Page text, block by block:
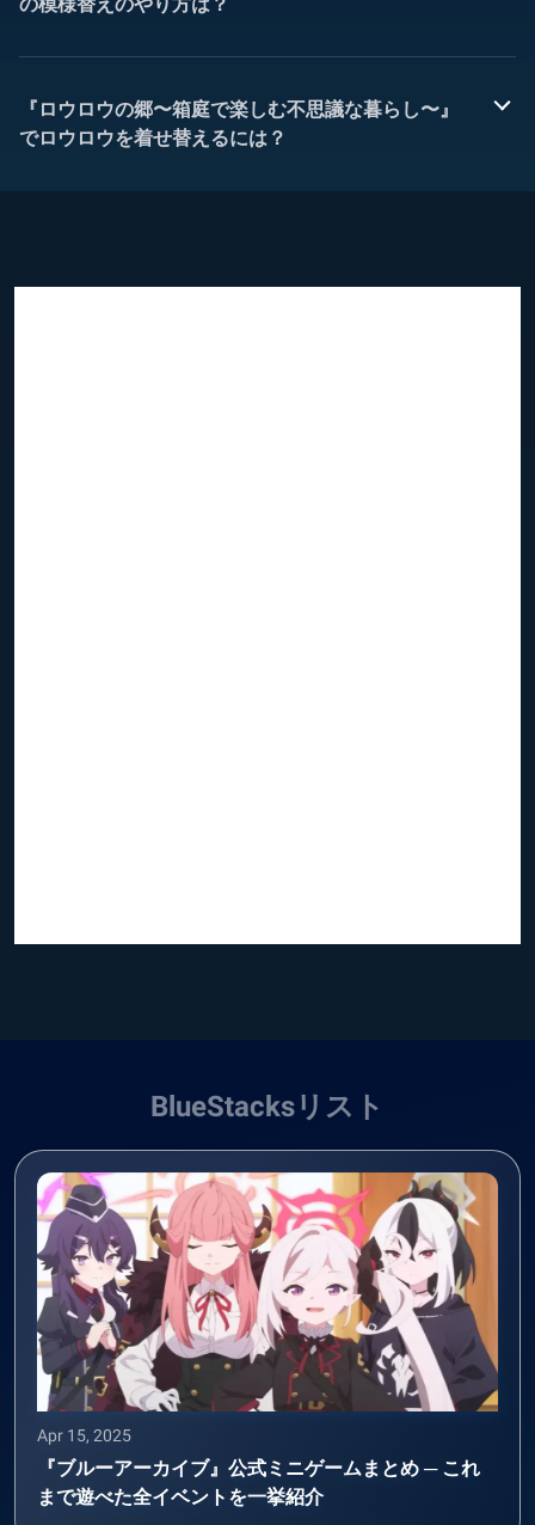
『ロウロウの郷〜箱庭で楽しむ不思議な暮らし〜』
でロウロウを着せ替えるには？
BlueStacksリスト
Apr 15, 2025
『ブルーアーカイブ』公式ミニゲームまとめ ─ これ
まで遊べた全イベントを一挙紹介